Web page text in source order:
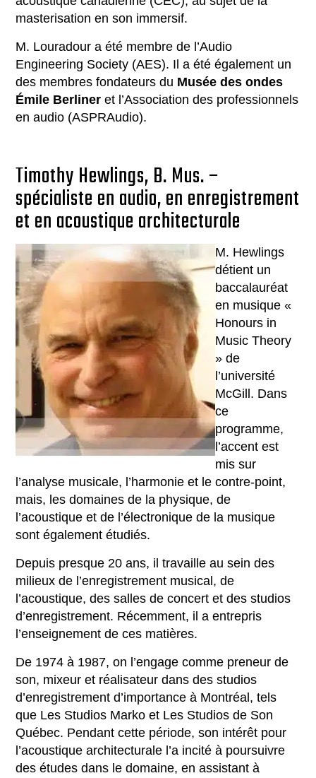
masterisation en son immersif.
M. Louradour a été membre de l’Audio
Engineering Society (AES). Il a été également un
des membres fondateurs du Musée des ondes
Émile Berliner et l’Association des professionnels
en audio (ASPRAudio).
Timothy Hewlings, B. Mus. –
spécialiste en audio, en enregistrement
et en acoustique architecturale
M. Hewlings
détient un
baccalauréat
en musique «
Honours in
Music Theory
» de
l’université
McGill. Dans
ce
programme,
l’accent est
mis sur
l’analyse musicale, l’harmonie et le contre-point,
mais, les domaines de la physique, de
l’acoustique et de l’électronique de la musique
sont également étudiés.
Depuis presque 20 ans, il travaille au sein des
milieux de l’enregistrement musical, de
l’acoustique, des salles de concert et des studios
d’enregistrement. Récemment, il a entrepris
l’enseignement de ces matières.
De 1974 à 1987, on l’engage comme preneur de
son, mixeur et réalisateur dans des studios
d’enregistrement d’importance à Montréal, tels
que Les Studios Marko et Les Studios de Son
Québec. Pendant cette période, son intérêt pour
l’acoustique architecturale l’a incité à poursuivre
des études dans le domaine, en assistant à